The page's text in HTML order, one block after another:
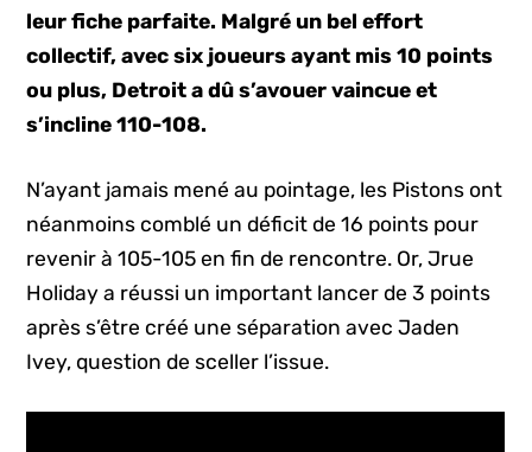
leur fiche parfaite. Malgré un bel effort
collectif, avec six joueurs ayant mis 10 points
ou plus, Detroit a dû s’avouer vaincue et
s’incline 110-108.
N’ayant jamais mené au pointage, les Pistons ont
néanmoins comblé un déficit de 16 points pour
revenir à 105-105 en fin de rencontre. Or, Jrue
Holiday a réussi un important lancer de 3 points
après s’être créé une séparation avec Jaden
Ivey, question de sceller l’issue.